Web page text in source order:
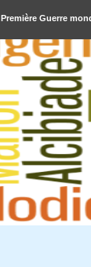
Première Guerre